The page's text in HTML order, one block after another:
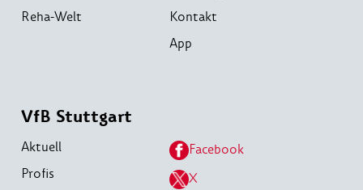
Reha-Welt
Kontakt
App
VfB Stuttgart
Aktuell
Profis
Facebook
X